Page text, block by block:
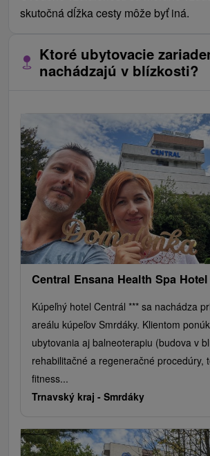
skutočná dĺžka cesty môže byť iná.
Ktoré ubytovacie
nachádzajú v blízkosti?
Central Ensana Health Spa Hotel
Kúpeľný hotel Centrál *** sa nachádza
areálu kúpeľov Smrdáky. Klientom
ubytovania aj balneoterapiu (budova v
rehabilitačné a regeneračné procedúry,
fitness...
Trnavský kraj - Smrdáky